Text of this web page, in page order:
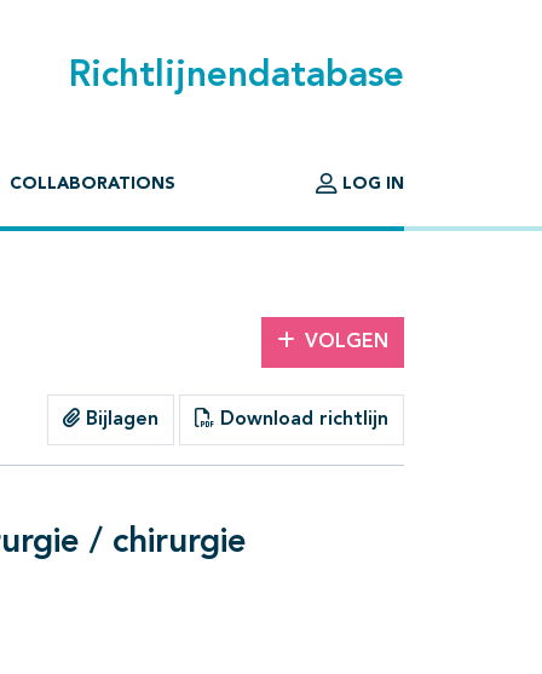
Richtlijnendatabase
COLLABORATIONS LOG IN
VOLGEN
Bijlagen Download richtlijn
/ chirurgie